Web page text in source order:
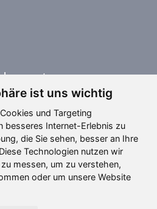
ist uns wichtig
und Targeting
besseres Internet-Erlebnis zu
die Sie sehen, besser an Ihre
Technologien nutzen wir
messen, um zu verstehen,
oder um unsere Website
Media